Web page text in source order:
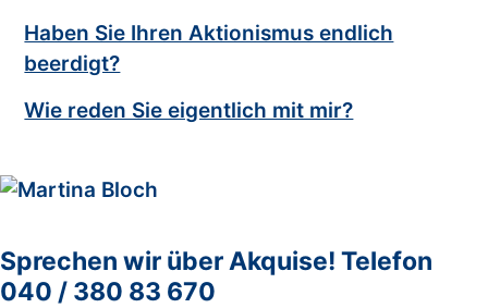
Haben Sie Ihren Aktionismus endlich
beerdigt?
Wie reden Sie eigentlich mit mir?
Sprechen wir über Akquise! Telefon
040 / 380 83 670